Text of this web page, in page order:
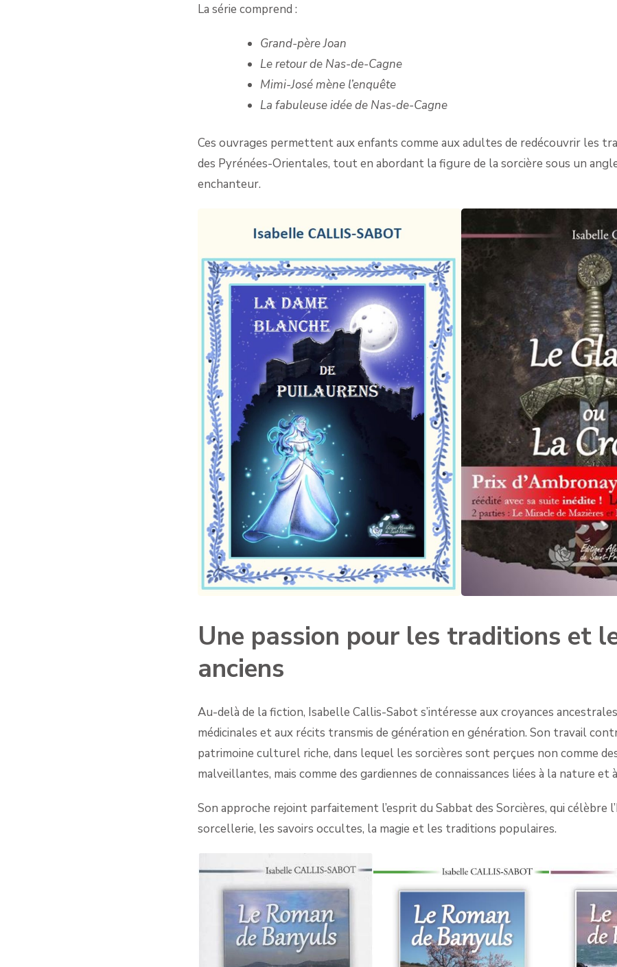
La série comprend :
Grand-père Joan
Le retour de Nas-de-Cagne
Mimi-José mène l’enquête
La fabuleuse idée de Nas-de-Cagne
Ces ouvrages permettent aux enfants comme aux adultes de redécouvrir les
des Pyrénées-Orientales, tout en abordant la figure de la sorcière sous un
enchanteur.
Une passion pour les traditions et
anciens
Au-delà de la fiction, Isabelle Callis-Sabot s’intéresse aux croyances
médicinales et aux récits transmis de génération en génération. Son travail
patrimoine culturel riche, dans lequel les sorcières sont perçues non comme
malveillantes, mais comme des gardiennes de connaissances liées à la nature et
Son approche rejoint parfaitement l’esprit du Sabbat des Sorcières, qui célèbre
sorcellerie, les savoirs occultes, la magie et les traditions populaires.